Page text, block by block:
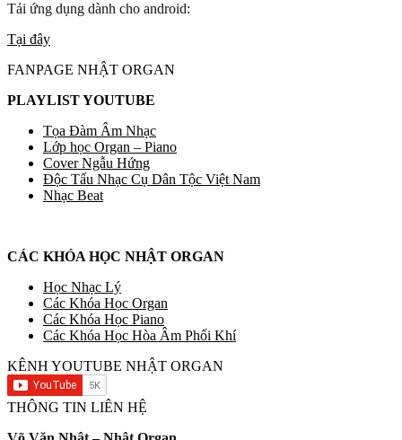
Tải ứng dụng dành cho android:
Tại đây
FANPAGE NHẬT ORGAN
PLAYLIST YOUTUBE
Tọa Đàm Âm Nhạc
Lớp học Organ – Piano
Cover Ngẫu Hứng
Độc Tấu Nhạc Cụ Dân Tộc Việt Nam
Nhạc Beat
CÁC KHÓA HỌC NHẬT ORGAN
Học Nhạc Lý
Các Khóa Học Organ
Các Khóa Học Piano
Các Khóa Học Hòa Âm Phối Khí
KÊNH YOUTUBE NHẬT ORGAN
THÔNG TIN LIÊN HỆ